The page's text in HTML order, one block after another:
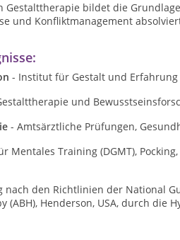
bildet die
und Konfliktmanagement
- Institut für Gestalt und Erfahrung
und
- Amtsärztliche Prüfungen,
Mentales Training (DGMT),
nach den Richtlinien der National
Henderson, USA, durch die